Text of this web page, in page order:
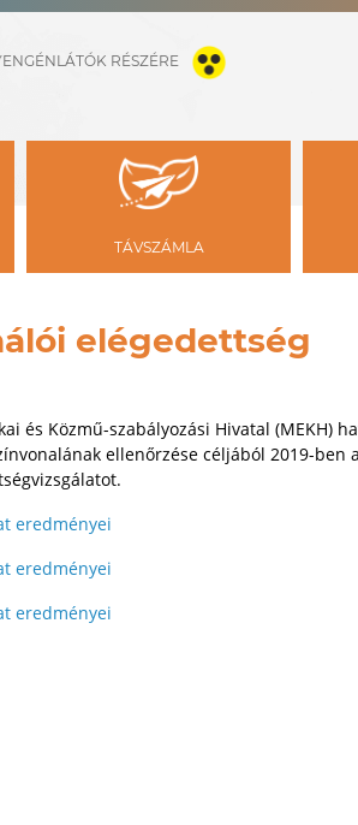
RÉSZÉRE
TÁVSZÁMLA
elégedettség
és Közmű-szabályozási Hivatal (MEKH)
ellenőrzése céljából 2019-
eredményei
eredményei
eredményei